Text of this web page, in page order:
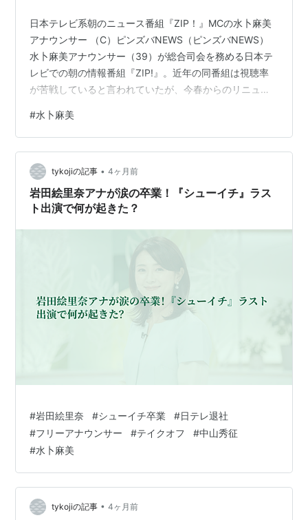
日本テレビ系朝のニュース番組『ZIP！』MCの水卜麻美
アナウンサー （C）ピンズバNEWS（ピンズバNEWS）
水卜麻美アナウンサー（39）が総合司会を務める日本テ
レビでの朝の情報番組『ZIP!』。近年の同番組は視聴率
が苦戦していると言われていたが、今春からのリニュー
像】水卜麻美アナ、「命狙われてんのか」俳優夫が描い
た“夫婦2人の時”の様子 『ZIP!』は2026年春（3月30
日〜）からスタジオセットや出演者などが大幅にリニュ
ーアル。曜日パーソナリティーでは、月曜レギュラーの
風間俊介（42）、水曜レギュラーの陣内貴美子（62）、
木曜レギュラーの…
#水卜麻美
tykojiの記事 • 4ヶ月前
岩田絵里奈アナが涙の卒業！『シューイチ』ラス
ト出演で何が起きた？
#岩田絵里奈 #シューイチ卒業 #日テレ退社
#フリーアナウンサー #テイクオフ #中山秀征
#水卜麻美
tykojiの記事 • 4ヶ月前